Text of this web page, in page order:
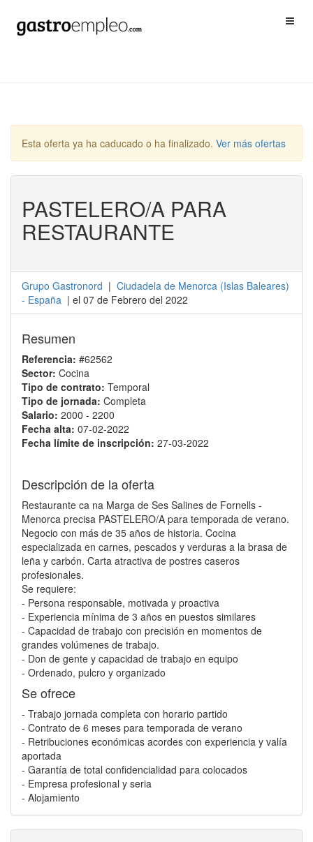
Esta oferta ya ha caducado o ha finalizado. Ver más ofertas
PASTELERO/A PARA
RESTAURANTE
Grupo Gastronord | Ciudadela de Menorca (Islas Baleares)
- España | el 07 de Febrero del 2022
Resumen
Referencia: #62562
Sector: Cocina
Tipo de contrato: Temporal
Tipo de jornada: Completa
Salario: 2000 - 2200
Fecha alta: 07-02-2022
Fecha límite de inscripción: 27-03-2022
Descripción de la oferta
Restaurante ca na Marga de Ses Salines de Fornells -
Menorca precisa PASTELERO/A para temporada de verano.
Negocio con más de 35 años de historia. Cocina
especializada en carnes, pescados y verduras a la brasa de
leña y carbón. Carta atractiva de postres caseros
profesionales.
Se requiere:
- Persona responsable, motivada y proactiva
- Experiencia mínima de 3 años en puestos similares
- Capacidad de trabajo con precisión en momentos de
grandes volúmenes de trabajo.
- Don de gente y capacidad de trabajo en equipo
- Ordenado, pulcro y organizado
Se ofrece
- Trabajo jornada completa con horario partido
- Contrato de 6 meses para temporada de verano
- Retribuciones económicas acordes con experiencia y valía
aportada
- Garantía de total confidencialidad para colocados
- Empresa profesional y seria
- Alojamiento